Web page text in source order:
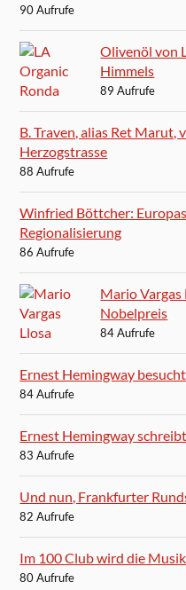
90 Aufrufe
Olivenöl von
Himmels
89 Aufrufe
B. Traven, alias Ret Marut,
Herzogstrasse
88 Aufrufe
Winfried Böttcher:
Regionalisierung
86 Aufrufe
Mario Vargas
Nobelpreis
84 Aufrufe
Ernest Hemingway
84 Aufrufe
Ernest Hemingway
83 Aufrufe
Und nun, Frankfurter
82 Aufrufe
Im 100 Club wird die
80 Aufrufe